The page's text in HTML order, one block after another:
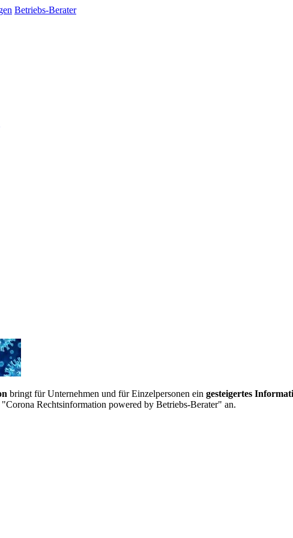
Betriebs-Berater
bringt für Unternehmen und für Einzelpersonen ein gesteigertes
Rechtsinformation powered by Betriebs-Berater" an.